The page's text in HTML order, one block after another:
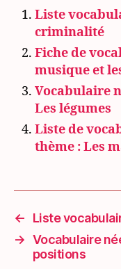
Liste
criminalité
Fiche de
musique et
Vocabulaire
Les légumes
Liste de
thème : Les
←
Liste
→ Vocabulaire
positions